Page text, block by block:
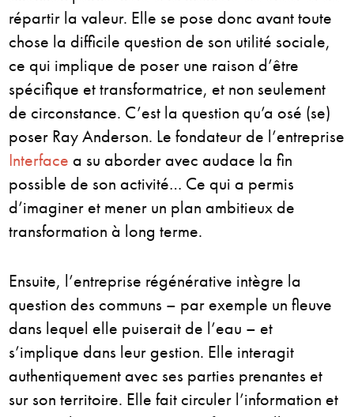
répartir la valeur. Elle se pose donc avant toute
chose la difficile question de son utilité sociale,
ce qui implique de poser une raison d’être
spécifique et transformatrice, et non seulement
de circonstance. C’est la question qu’a osé (se)
poser Ray Anderson. Le fondateur de l’entreprise
Interface a su aborder avec audace la fin
possible de son activité… Ce qui a permis
d’imaginer et mener un plan ambitieux de
transformation à long terme.
Ensuite, l’entreprise régénérative intègre la
question des communs – par exemple un fleuve
dans lequel elle puiserait de l’eau – et
s’implique dans leur gestion. Elle interagit
authentiquement avec ses parties prenantes et
sur son territoire. Elle fait circuler l’information et